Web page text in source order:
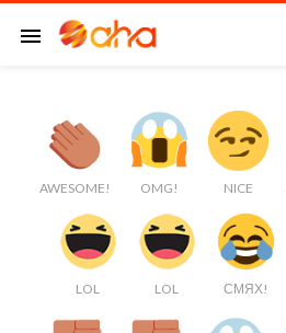
menu
AWESOME! OMG! NICE
LOL LOL СМЯХ!